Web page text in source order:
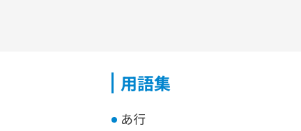
用語集
あ行